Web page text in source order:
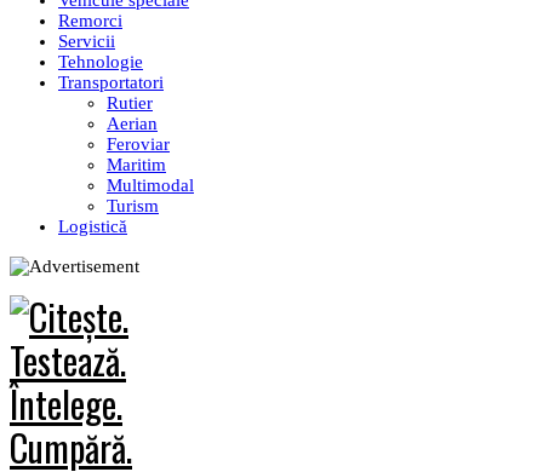
Remorci
Servicii
Tehnologie
Transportatori
Rutier
Aerian
Feroviar
Maritim
Multimodal
Turism
Logistică